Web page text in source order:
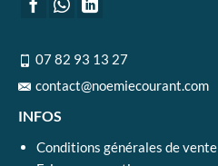
07 82 93 13 27
contact@noemiecourant.com
INFOS
Conditions générales de vente